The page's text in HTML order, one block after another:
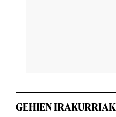
GEHIEN IRAKURRIAK